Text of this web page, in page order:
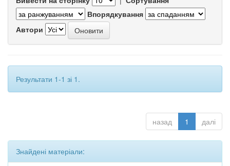
Впорядкування
Автори
Результати 1-1 зі 1.
назад 1 далі
Знайдені матеріали: